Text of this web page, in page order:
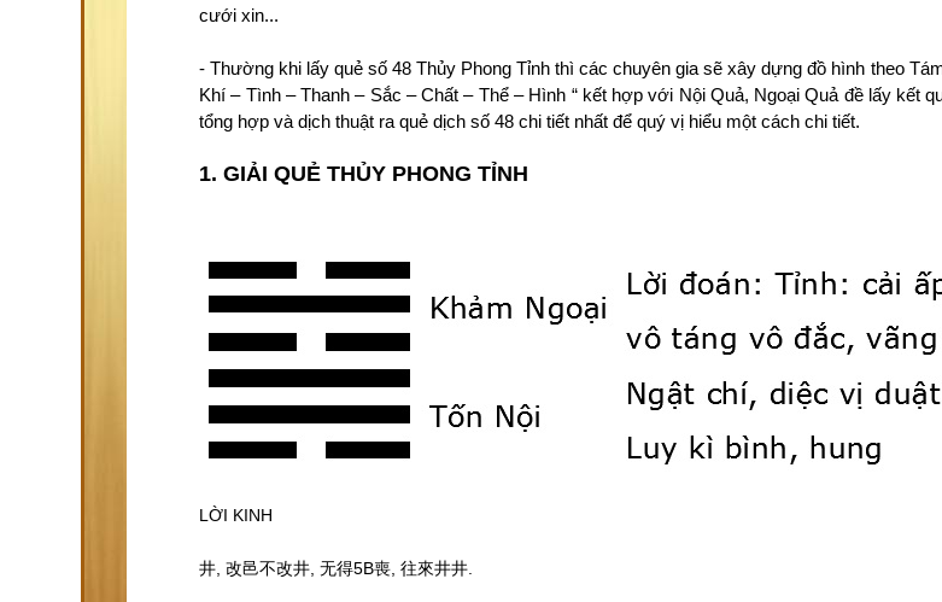
cưới xin...
- Thường khi lấy quẻ số 48 Thủy Phong Tỉnh thì các chuyên gia sẽ xây dựng đồ hình theo
Khí – Tình – Thanh – Sắc – Chất – Thể – Hình “ kết hợp với Nội Quả, Ngoại Quả đề lấy kết
tổng hợp và dịch thuật ra quẻ dịch số 48 chi tiết nhất để quý vị hiểu một cách chi tiết.
1. GIẢI QUẺ THỦY PHONG TỈNH
LỜI KINH
井, 改邑不改井, 无得5B喪, 往來井井.